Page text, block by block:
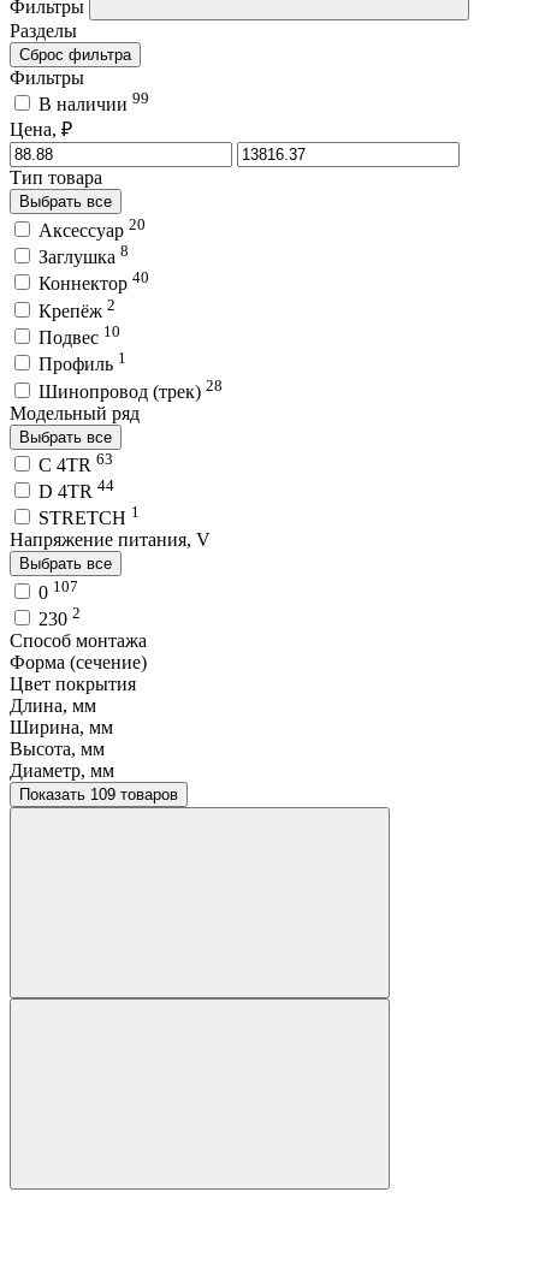
Фильтры
Разделы
Сброс фильтра
Фильтры
В наличии 99
Цена, ₽
Тип товара
Выбрать все
Аксессуар 20
Заглушка 8
Коннектор 40
Крепёж 2
Подвес 10
Профиль 1
Шинопровод (трек) 28
Модельный ряд
Выбрать все
C 4TR 63
D 4TR 44
STRETCH 1
Напряжение питания, V
Выбрать все
0 107
230 2
Способ монтажа
Форма (сечение)
Цвет покрытия
Длина, мм
Ширина, мм
Высота, мм
Диаметр, мм
Показать 109 товаров